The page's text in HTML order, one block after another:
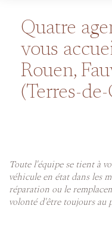
Quatre
vous
Rouen,
(Terres-
Toute l'équipe se tient à
véhicule en état dans les
réparation ou le
volonté d'être toujours au